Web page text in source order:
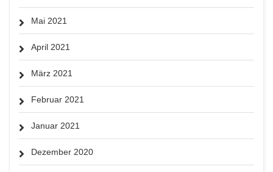
Mai 2021
April 2021
März 2021
Februar 2021
Januar 2021
Dezember 2020